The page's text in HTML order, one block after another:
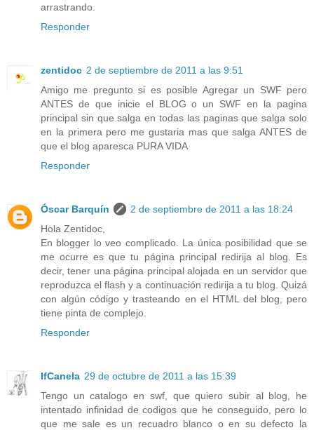
arrastrando.
Responder
zentidoc 2 de septiembre de 2011 a las 9:51
Amigo me pregunto si es posible Agregar un SWF pero
ANTES de que inicie el BLOG o un SWF en la pagina
principal sin que salga en todas las paginas que salga solo
en la primera pero me gustaria mas que salga ANTES de
que el blog aparesca PURA VIDA
Responder
Óscar Barquín
2 de septiembre de 2011 a las 18:24
Hola Zentidoc,
En blogger lo veo complicado. La única posibilidad que se
me ocurre es que tu página principal redirija al blog. Es
decir, tener una página principal alojada en un servidor que
reproduzca el flash y a continuación redirija a tu blog. Quizá
con algún código y trasteando en el HTML del blog, pero
tiene pinta de complejo.
Responder
IfCanela 29 de octubre de 2011 a las 15:39
Tengo un catalogo en swf, que quiero subir al blog, he
intentado infinidad de codigos que he conseguido, pero lo
que me sale es un recuadro blanco o en su defecto la